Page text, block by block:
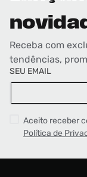
Receba com
tendências,
SEU EMAIL
Aceito receber
Política de